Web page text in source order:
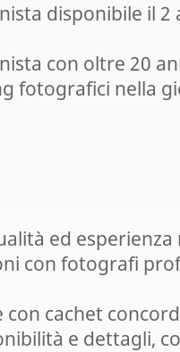
disponibile il 2
con oltre 20
fotografici nella
ed
con fotografi
con cachet
e dettagli,